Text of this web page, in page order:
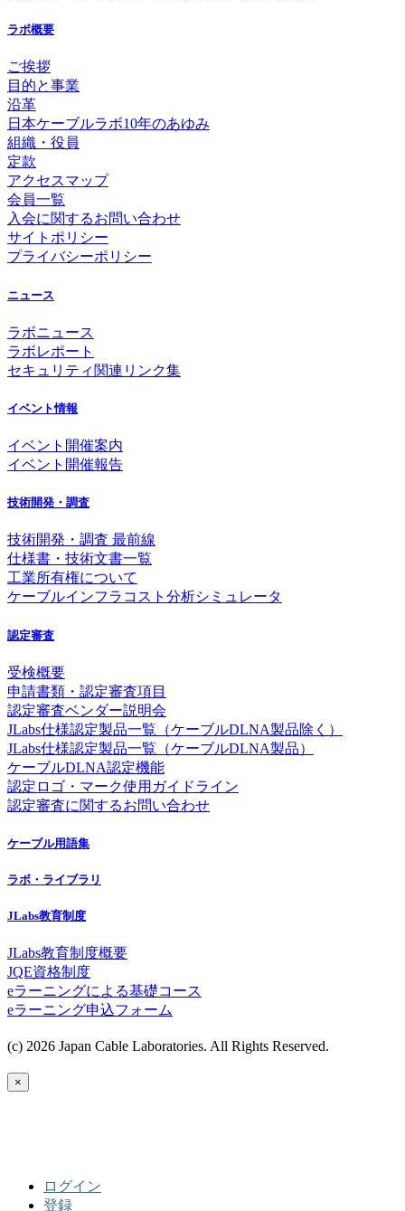
ラボ概要
ご挨拶
目的と事業
沿革
日本ケーブルラボ10年のあゆみ
組織・役員
定款
アクセスマップ
会員一覧
入会に関するお問い合わせ
サイトポリシー
プライバシーポリシー
ニュース
ラボニュース
ラボレポート
セキュリティ関連リンク集
イベント情報
イベント開催案内
イベント開催報告
技術開発・調査
技術開発・調査 最前線
仕様書・技術文書一覧
工業所有権について
ケーブルインフラコスト分析シミュレータ
認定審査
受検概要
申請書類・認定審査項目
認定審査ベンダー説明会
JLabs仕様認定製品一覧（ケーブルDLNA製品除く）
JLabs仕様認定製品一覧（ケーブルDLNA製品）
ケーブルDLNA認定機能
認定ロゴ・マーク使用ガイドライン
認定審査に関するお問い合わせ
ケーブル用語集
ラボ・ライブラリ
JLabs教育制度
JLabs教育制度概要
JQE資格制度
eラーニングによる基礎コース
eラーニング申込フォーム
(c) 2026 Japan Cable Laboratories. All Rights Reserved.
×
ログイン
登録